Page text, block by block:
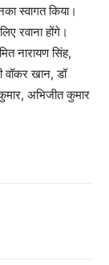
स्वागत किया।
रवाना होंगे।
नारायण सिंह,
खान, डॉ
अभिजीत कुमार